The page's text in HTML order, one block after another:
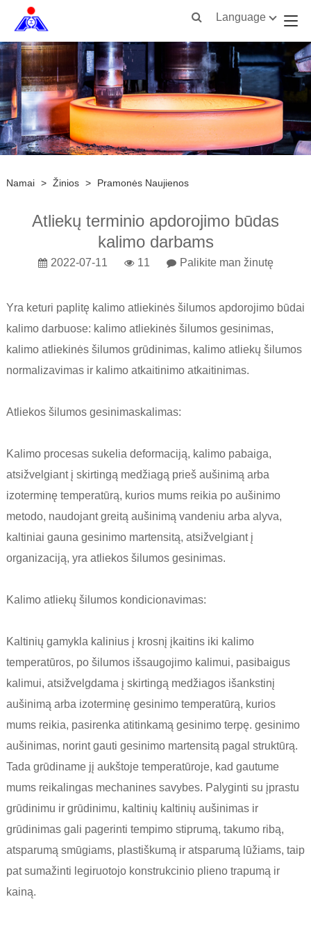
Language
Namai > Žinios > Pramonės Naujienos
Atliekų terminio apdorojimo būdas
kalimo darbams
2022-07-11 11 Palikite man žinutę
Yra keturi paplitę kalimo atliekinės šilumos apdorojimo būdai
kalimo darbuose: kalimo atliekinės šilumos gesinimas,
kalimo atliekinės šilumos grūdinimas, kalimo atliekų šilumos
normalizavimas ir kalimo atkaitinimo atkaitinimas.
Atliekos šilumos gesinimaskalimas:
Kalimo procesas sukelia deformaciją, kalimo pabaiga,
atsižvelgiant į skirtingą medžiagą prieš aušinimą arba
izoterminę temperatūrą, kurios mums reikia po aušinimo
metodo, naudojant greitą aušinimą vandeniu arba alyva,
kaltiniai gauna gesinimo martensitą, atsižvelgiant į
organizaciją, yra atliekos šilumos gesinimas.
Kalimo atliekų šilumos kondicionavimas:
Kaltinių gamykla kalinius į krosnį įkaitins iki kalimo
temperatūros, po šilumos išsaugojimo kalimui, pasibaigus
kalimui, atsižvelgdama į skirtingą medžiagos išankstinį
aušinimą arba izoterminę gesinimo temperatūrą, kurios
mums reikia, pasirenka atitinkamą gesinimo terpę. gesinimo
aušinimas, norint gauti gesinimo martensitą pagal struktūrą.
Tada grūdiname jį aukštoje temperatūroje, kad gautume
mums reikalingas mechanines savybes. Palyginti su įprastu
grūdinimu ir grūdinimu, kaltinių kaltinių aušinimas ir
grūdinimas gali pagerinti tempimo stiprumą, takumo ribą,
atsparumą smūgiams, plastiškumą ir atsparumą lūžiams, taip
pat sumažinti legiruotojo konstrukcinio plieno trapumą ir
kainą.